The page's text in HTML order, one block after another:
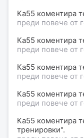
Ка55 коментира
преди повече от
Ка55 коментира
преди повече от
Ка55 коментира
преди повече от
Ка55 коментира
преди повече от
Ка55 коментира
тренировки".